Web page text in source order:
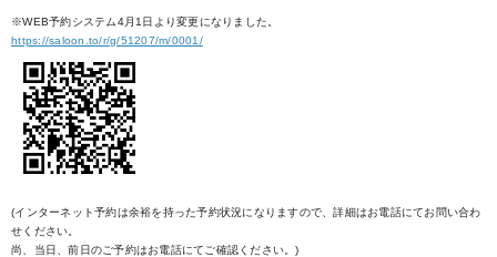
※WEB予約システム4月1日より変更になりました。
https://saloon.to/r/g/51207/m/0001/
(インターネット予約は余裕を持った予約状況になりますので、詳細はお電話にてお問い合わ
せください。
尚、当日、前日のご予約はお電話にてご確認ください。)